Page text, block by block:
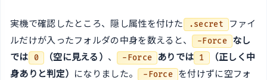
実機で確認したところ、隠し属性を付けた .secret
ファイ
ルだけが入ったフォルダの中身を数えると、
-Force なし
では
0 （空に見える） 、 -Force ありでは 1
（正しく中
身ありと判定） になりました。 -Force
を付けずに空フォ